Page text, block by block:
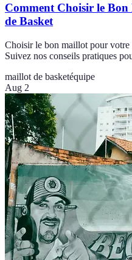
Comment Choisir le
de Basket
Choisir le bon maillot pour votre
Suivez nos conseils pratiques
maillot de basketéquipe
Aug 2